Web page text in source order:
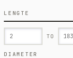
LENGTE
TO
DIAMETER